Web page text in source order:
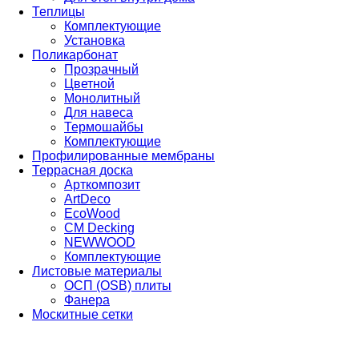
Теплицы
Комплектующие
Установка
Поликарбонат
Прозрачный
Цветной
Монолитный
Для навеса
Термошайбы
Комплектующие
Профилированные мембраны
Террасная доска
Арткомпозит
ArtDeco
EcoWood
CM Decking
NEWWOOD
Комплектующие
Листовые материалы
ОСП (OSB) плиты
Фанера
Москитные сетки